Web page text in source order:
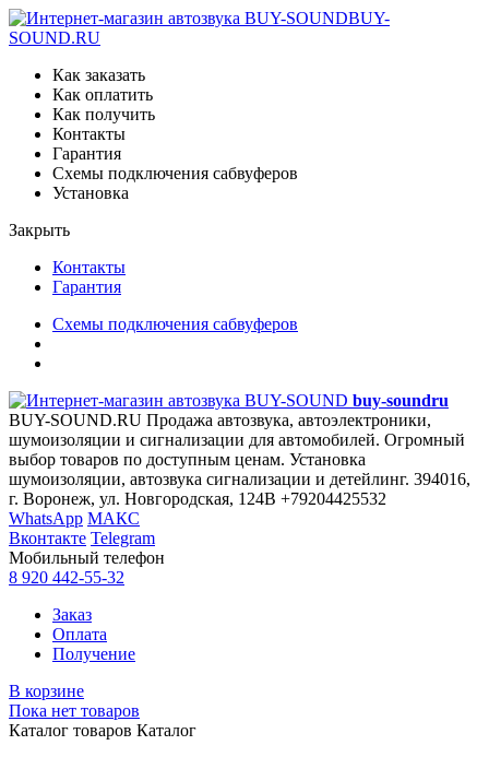
BUY-
SOUND.RU
Как заказать
Как оплатить
Как получить
Контакты
Гарантия
Схемы подключения сабвуферов
Установка
Закрыть
Контакты
Гарантия
Схемы подключения сабвуферов
buy-soundru
BUY-SOUND.RU Продажа автозвука, автоэлектроники,
шумоизоляции и сигнализации для автомобилей. Огромный
выбор товаров по доступным ценам. Установка
шумоизоляции, автозвука сигнализации и детейлинг. 394016,
г. Воронеж, ул. Новгородская, 124В +79204425532
WhatsApp МАКС
Вконтакте Telegram
Мобильный телефон
8 920 442-55-32
Заказ
Оплата
Получение
В корзине
Пока нет товаров
Каталог товаров Каталог